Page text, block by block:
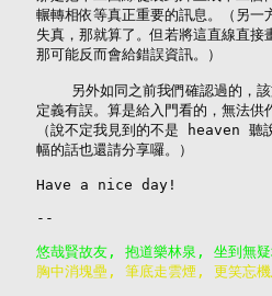
輾轉相依等真正重要的訊息。（另一
失真，那就算了。但若將這直線直接
那可能反而會給錯誤資訊。）
另外如同之前我們確認過的，
定義有誤。算是給入門看的，無法供
（說不定我見到的不是 heaven 聽
幅的話也還請分享囉。）
Have a nice day!
--
胸中消塊壘, 筆底走雲煙, 更笑忘